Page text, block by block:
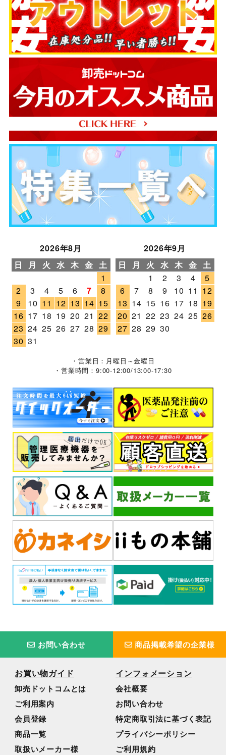
2026年8月
日
月 火 水 木 金 土
1
2
3 4 5 6 7
8
9
10 11 12 13 14 15
16 17 18 19 20 21 22
23 24 25 26 27 28 29
30 31
2026年9月
日
月 火 水 木 金 土
1
2 3 4
5
6
7 8 9 10 11 12
13 14 15 16 17 18 19
20 21 22 23 24 25 26
27 28 29 30
・営業日：月曜日～金曜日
・営業時間：9:00-12:00/13:00-17:30
お問い合わせ 商品掲載希望の企業様
お買い物ガイド
卸売ドットコムとは
ご利用案内
会員登録
商品一覧
取扱いメーカー様
インフォメーション
会社概要
お問い合わせ
特定商取引法に基づく表記
プライバシーポリシー
ご利用規約